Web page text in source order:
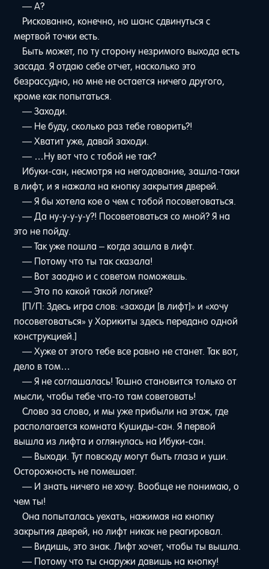
— А?
Рискованно, конечно, но шанс сдвинуться с
мертвой точки есть.
Быть может, по ту сторону незримого выхода есть
засада. Я отдаю себе отчет, насколько это
безрассудно, но мне не остается ничего другого,
кроме как попытаться.
— Заходи.
— Не буду, сколько раз тебе говорить?!
— Хватит уже, давай заходи.
— …Ну вот что с тобой не так?
Ибуки-сан, несмотря на негодование, зашла-таки
в лифт, и я нажала на кнопку закрытия дверей.
— Я бы хотела кое о чем с тобой посоветоваться.
— Да ну-у-у-у-у?! Посоветоваться со мной? Я на
это не пойду.
— Так уже пошла – когда зашла в лифт.
— Потому что ты так сказала!
— Вот заодно и с советом поможешь.
— Это по какой такой логике?
[П/П: Здесь игра слов: «заходи [в лифт]» и «хочу
посоветоваться» у Хорикиты здесь передано одной
конструкцией.]
— Хуже от этого тебе все равно не станет. Так вот,
дело в том…
— Я не соглашалась! Тошно становится только от
мысли, чтобы тебе что-то там советовать!
Слово за слово, и мы уже прибыли на этаж, где
располагается комната Кушиды-сан. Я первой
вышла из лифта и оглянулась на Ибуки-сан.
— Выходи. Тут повсюду могут быть глаза и уши.
Осторожность не помешает.
— И знать ничего не хочу. Вообще не понимаю, о
чем ты!
Она попыталась уехать, нажимая на кнопку
закрытия дверей, но лифт никак не реагировал.
— Видишь, это знак. Лифт хочет, чтобы ты вышла.
— Потому что ты снаружи давишь на кнопку!